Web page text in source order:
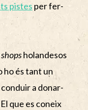
pistes per fer-
holandesos
ho és tant un
a donar-
que es coneix